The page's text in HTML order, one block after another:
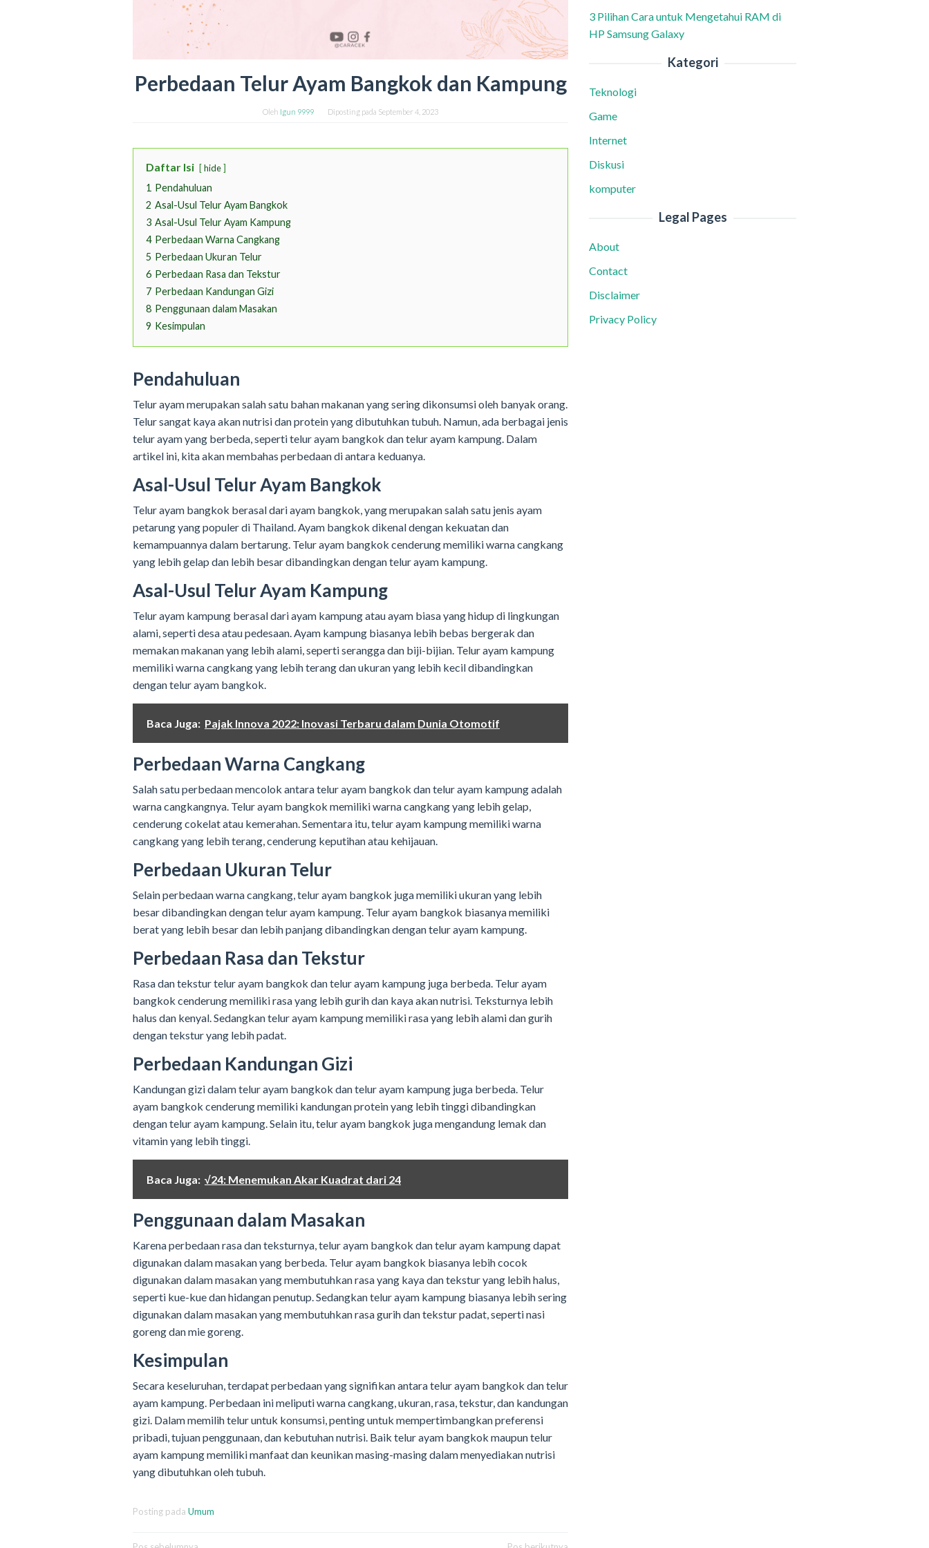
Perbedaan Telur Ayam Bangkok dan Kampung
Oleh Igun 9999 Diposting pada September 4, 2023
Daftar Isi hide
1 Pendahuluan
2 Asal-Usul Telur Ayam Bangkok
3 Asal-Usul Telur Ayam Kampung
4 Perbedaan Warna Cangkang
5 Perbedaan Ukuran Telur
6 Perbedaan Rasa dan Tekstur
7 Perbedaan Kandungan Gizi
8 Penggunaan dalam Masakan
9 Kesimpulan
Pendahuluan
Telur ayam merupakan salah satu bahan makanan yang sering dikonsumsi oleh banyak orang.
Telur sangat kaya akan nutrisi dan protein yang dibutuhkan tubuh. Namun, ada berbagai jenis
telur ayam yang berbeda, seperti telur ayam bangkok dan telur ayam kampung. Dalam
artikel ini, kita akan membahas perbedaan di antara keduanya.
Asal-Usul Telur Ayam Bangkok
Telur ayam bangkok berasal dari ayam bangkok, yang merupakan salah satu jenis ayam
petarung yang populer di Thailand. Ayam bangkok dikenal dengan kekuatan dan
kemampuannya dalam bertarung. Telur ayam bangkok cenderung memiliki warna cangkang
yang lebih gelap dan lebih besar dibandingkan dengan telur ayam kampung.
Asal-Usul Telur Ayam Kampung
Telur ayam kampung berasal dari ayam kampung atau ayam biasa yang hidup di lingkungan
alami, seperti desa atau pedesaan. Ayam kampung biasanya lebih bebas bergerak dan
memakan makanan yang lebih alami, seperti serangga dan biji-bijian. Telur ayam kampung
memiliki warna cangkang yang lebih terang dan ukuran yang lebih kecil dibandingkan
dengan telur ayam bangkok.
Baca Juga: Pajak Innova 2022: Inovasi Terbaru dalam Dunia Otomotif
Perbedaan Warna Cangkang
Salah satu perbedaan mencolok antara telur ayam bangkok dan telur ayam kampung adalah
warna cangkangnya. Telur ayam bangkok memiliki warna cangkang yang lebih gelap,
cenderung cokelat atau kemerahan. Sementara itu, telur ayam kampung memiliki warna
cangkang yang lebih terang, cenderung keputihan atau kehijauan.
Perbedaan Ukuran Telur
Selain perbedaan warna cangkang, telur ayam bangkok juga memiliki ukuran yang lebih
besar dibandingkan dengan telur ayam kampung. Telur ayam bangkok biasanya memiliki
berat yang lebih besar dan lebih panjang dibandingkan dengan telur ayam kampung.
Perbedaan Rasa dan Tekstur
Rasa dan tekstur telur ayam bangkok dan telur ayam kampung juga berbeda. Telur ayam
bangkok cenderung memiliki rasa yang lebih gurih dan kaya akan nutrisi. Teksturnya lebih
halus dan kenyal. Sedangkan telur ayam kampung memiliki rasa yang lebih alami dan gurih
dengan tekstur yang lebih padat.
Perbedaan Kandungan Gizi
Kandungan gizi dalam telur ayam bangkok dan telur ayam kampung juga berbeda. Telur
ayam bangkok cenderung memiliki kandungan protein yang lebih tinggi dibandingkan
dengan telur ayam kampung. Selain itu, telur ayam bangkok juga mengandung lemak dan
vitamin yang lebih tinggi.
Baca Juga: √24: Menemukan Akar Kuadrat dari 24
Penggunaan dalam Masakan
Karena perbedaan rasa dan teksturnya, telur ayam bangkok dan telur ayam kampung dapat
digunakan dalam masakan yang berbeda. Telur ayam bangkok biasanya lebih cocok
digunakan dalam masakan yang membutuhkan rasa yang kaya dan tekstur yang lebih halus,
seperti kue-kue dan hidangan penutup. Sedangkan telur ayam kampung biasanya lebih sering
digunakan dalam masakan yang membutuhkan rasa gurih dan tekstur padat, seperti nasi
goreng dan mie goreng.
Kesimpulan
Secara keseluruhan, terdapat perbedaan yang signifikan antara telur ayam bangkok dan telur
ayam kampung. Perbedaan ini meliputi warna cangkang, ukuran, rasa, tekstur, dan kandungan
gizi. Dalam memilih telur untuk konsumsi, penting untuk mempertimbangkan preferensi
pribadi, tujuan penggunaan, dan kebutuhan nutrisi. Baik telur ayam bangkok maupun telur
ayam kampung memiliki manfaat dan keunikan masing-masing dalam menyediakan nutrisi
yang dibutuhkan oleh tubuh.
Posting pada Umum
3 Pilihan Cara untuk Mengetahui RAM di
HP Samsung Galaxy
Kategori
Teknologi
Game
Internet
Diskusi
komputer
Legal Pages
About
Contact
Disclaimer
Privacy Policy